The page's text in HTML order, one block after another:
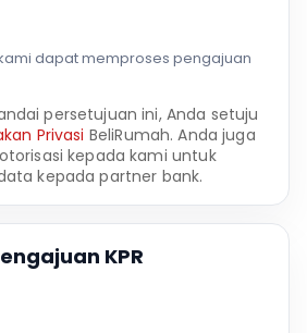
dapat memproses pengajuan
persetujuan ini, Anda setuju
Privasi BeliRumah. Anda juga
kepada kami untuk
kepada partner bank.
KPR